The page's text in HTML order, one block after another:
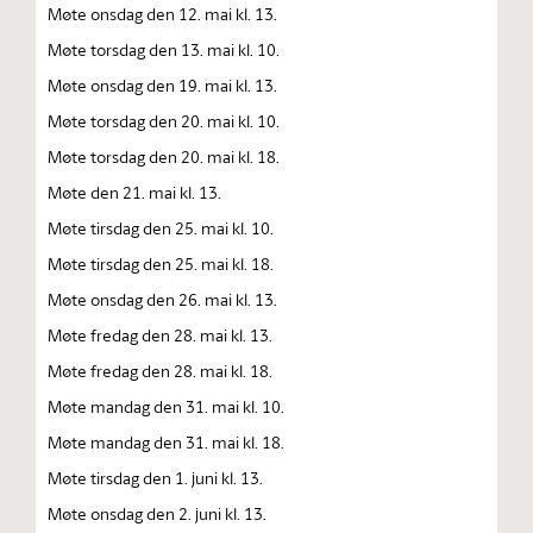
Møte onsdag den 12. mai kl. 13.
Møte torsdag den 13. mai kl. 10.
Møte onsdag den 19. mai kl. 13.
Møte torsdag den 20. mai kl. 10.
Møte torsdag den 20. mai kl. 18.
Møte den 21. mai kl. 13.
Møte tirsdag den 25. mai kl. 10.
Møte tirsdag den 25. mai kl. 18.
Møte onsdag den 26. mai kl. 13.
Møte fredag den 28. mai kl. 13.
Møte fredag den 28. mai kl. 18.
Møte mandag den 31. mai kl. 10.
Møte mandag den 31. mai kl. 18.
Møte tirsdag den 1. juni kl. 13.
Møte onsdag den 2. juni kl. 13.